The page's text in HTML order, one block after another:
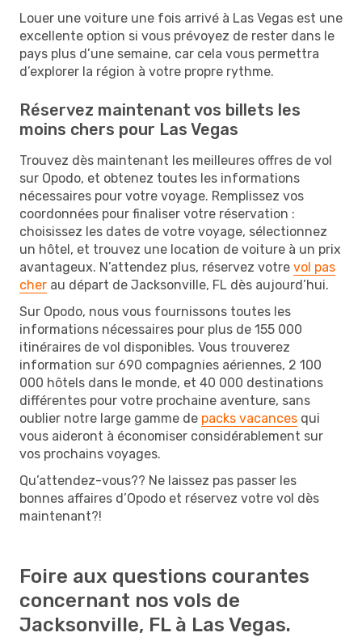
Louer une voiture une fois arrivé à Las Vegas est une
excellente option si vous prévoyez de rester dans le
pays plus d’une semaine, car cela vous permettra
d’explorer la région à votre propre rythme.
Réservez maintenant vos billets les
moins chers pour Las Vegas
Trouvez dès maintenant les meilleures offres de vol
sur Opodo, et obtenez toutes les informations
nécessaires pour votre voyage. Remplissez vos
coordonnées pour finaliser votre réservation :
choisissez les dates de votre voyage, sélectionnez
un hôtel, et trouvez une location de voiture à un prix
avantageux. N’attendez plus, réservez votre vol pas
cher au départ de Jacksonville, FL dès aujourd’hui.
Sur Opodo, nous vous fournissons toutes les
informations nécessaires pour plus de 155 000
itinéraires de vol disponibles. Vous trouverez
information sur 690 compagnies aériennes, 2 100
000 hôtels dans le monde, et 40 000 destinations
différentes pour votre prochaine aventure, sans
oublier notre large gamme de packs vacances qui
vous aideront à économiser considérablement sur
vos prochains voyages.
Qu’attendez-vous?? Ne laissez pas passer les
bonnes affaires d’Opodo et réservez votre vol dès
maintenant?!
Foire aux questions courantes
concernant nos vols de
Jacksonville, FL à Las Vegas.